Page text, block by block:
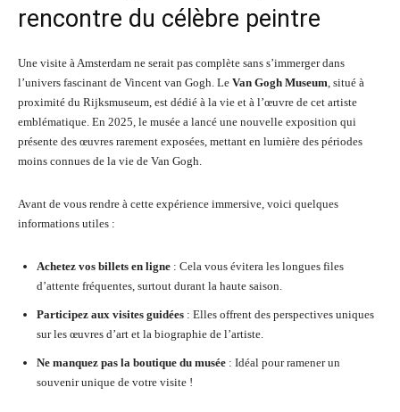
rencontre du célèbre peintre
Une visite à Amsterdam ne serait pas complète sans s’immerger dans
l’univers fascinant de Vincent van Gogh. Le Van Gogh Museum, situé à
proximité du Rijksmuseum, est dédié à la vie et à l’œuvre de cet artiste
emblématique. En 2025, le musée a lancé une nouvelle exposition qui
présente des œuvres rarement exposées, mettant en lumière des périodes
moins connues de la vie de Van Gogh.
Avant de vous rendre à cette expérience immersive, voici quelques
informations utiles :
Achetez vos billets en ligne : Cela vous évitera les longues files
d’attente fréquentes, surtout durant la haute saison.
Participez aux visites guidées : Elles offrent des perspectives uniques
sur les œuvres d’art et la biographie de l’artiste.
Ne manquez pas la boutique du musée : Idéal pour ramener un
souvenir unique de votre visite !